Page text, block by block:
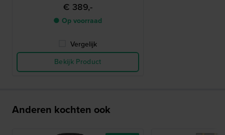
€ 389,-
● Op voorraad
Vergelijk
Bekijk Product
Anderen kochten ook